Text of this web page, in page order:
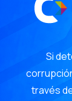
Si
través